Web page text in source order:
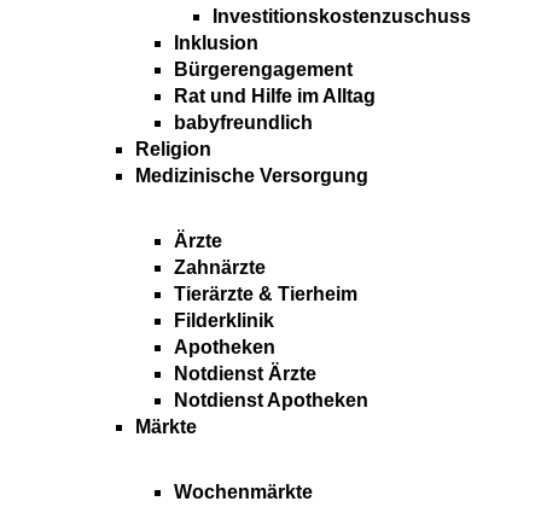
Investitionskostenzuschuss
Inklusion
Bürgerengagement
Rat und Hilfe im Alltag
babyfreundlich
Religion
Medizinische Versorgung
Ärzte
Zahnärzte
Tierärzte & Tierheim
Filderklinik
Apotheken
Notdienst Ärzte
Notdienst Apotheken
Märkte
Wochenmärkte